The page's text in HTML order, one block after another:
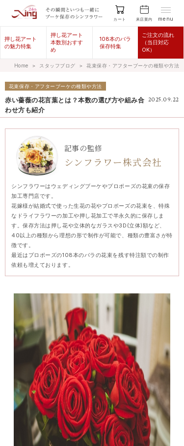
カート 来店案内 menu
押し花アート
の魅力特集
押し花アート
本数別おすす
め
108本のバラ
保存特集
ご注文の流れ
（当日対応
OK）
Home ＞ スタッフブログ ＞ 花束保存・アフターブーケの種類や方法
花束保存・アフターブーケの種類や方法
2025.09.22
赤い薔薇の花言葉とは？本数の選び方や組み合
わせ方も紹介
記事の監修
シンフラワー株式会社
シンフラワーはウェディングブーケやプロポーズの花束の保存
加工専門店です。
花嫁様が結婚式で使った生花の花やプロポーズの花束を、特殊
なドライフラワーの加工や押し花加工で半永久的に保存しま
す。保存方法は押し花や立体的なガラスや3D(立体)額など、
40以上の種類から理想の形で制作が可能で、種類の豊富さが特
徴です。
最近はプロポーズの108本のバラの花束を残す特注額での制作
依頼も増えております。